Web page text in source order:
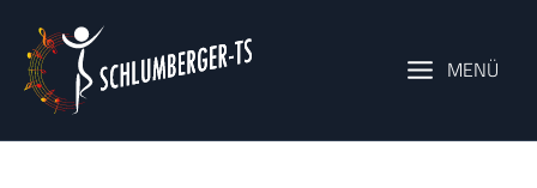
Inhalt
springen
MENÜ